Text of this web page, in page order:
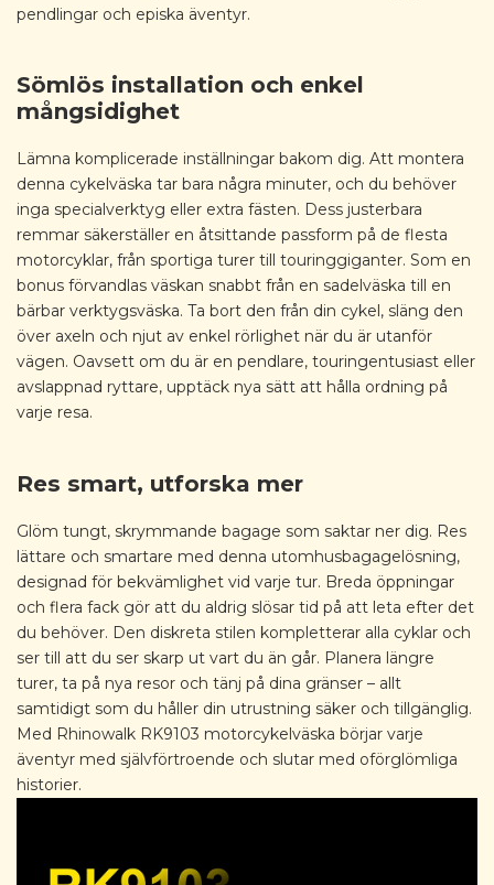
pendlingar och episka äventyr.
Sömlös installation och enkel
mångsidighet
Lämna komplicerade inställningar bakom dig. Att montera
denna cykelväska tar bara några minuter, och du behöver
inga specialverktyg eller extra fästen. Dess justerbara
remmar säkerställer en åtsittande passform på de flesta
motorcyklar, från sportiga turer till touringgiganter. Som en
bonus förvandlas väskan snabbt från en sadelväska till en
bärbar verktygsväska. Ta bort den från din cykel, släng den
över axeln och njut av enkel rörlighet när du är utanför
vägen. Oavsett om du är en pendlare, touringentusiast eller
avslappnad ryttare, upptäck nya sätt att hålla ordning på
varje resa.
Res smart, utforska mer
Glöm tungt, skrymmande bagage som saktar ner dig. Res
lättare och smartare med denna utomhusbagagelösning,
designad för bekvämlighet vid varje tur. Breda öppningar
och flera fack gör att du aldrig slösar tid på att leta efter det
du behöver. Den diskreta stilen kompletterar alla cyklar och
ser till att du ser skarp ut vart du än går. Planera längre
turer, ta på nya resor och tänj på dina gränser – allt
samtidigt som du håller din utrustning säker och tillgänglig.
Med Rhinowalk RK9103 ​​motorcykelväska börjar varje
äventyr med självförtroende och slutar med oförglömliga
historier.